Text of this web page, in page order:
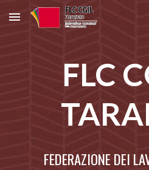
Skip to main content
FLC
FEDERAZIONE DEI